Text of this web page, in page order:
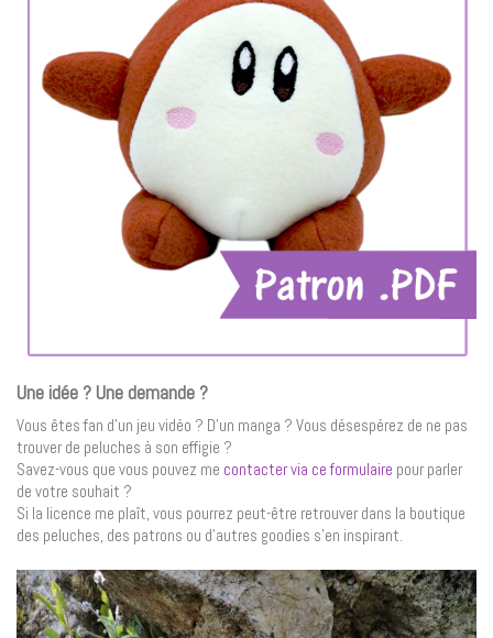
Une idée ? Une demande ?
Vous êtes fan d’un jeu vidéo ? D’un manga ? Vous désespérez de ne pas
trouver de peluches à son effigie ?
Savez-vous que vous pouvez me contacter via ce formulaire pour parler
de votre souhait ?
Si la licence me plaît, vous pourrez peut-être retrouver dans la boutique
des peluches, des patrons ou d’autres goodies s’en inspirant.